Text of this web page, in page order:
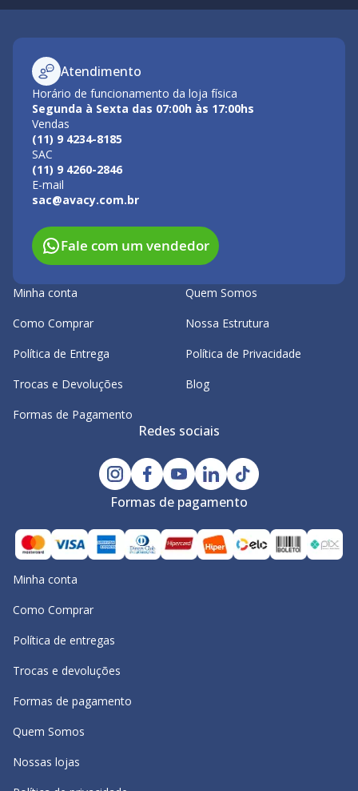
Atendimento
Horário de funcionamento da loja física
Segunda à Sexta das 07:00h às 17:00hs
Vendas
(11) 9 4234-8185
SAC
(11) 9 4260-2846
E-mail
sac@avacy.com.br
Fale com um vendedor
Minha conta
Como Comprar
Política de Entrega
Trocas e Devoluções
Formas de Pagamento
Quem Somos
Nossa Estrutura
Política de Privacidade
Blog
Redes sociais
Formas de pagamento
Minha conta
Como Comprar
Política de entregas
Trocas e devoluções
Formas de pagamento
Quem Somos
Nossas lojas